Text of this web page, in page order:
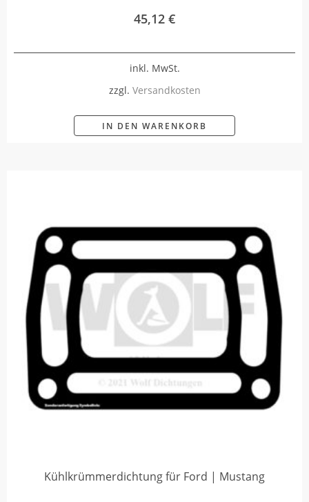
45,12 €
inkl. MwSt.
zzgl. Versandkosten
IN DEN WARENKORB
Kühlkrümmerdichtung für Ford | Mustang